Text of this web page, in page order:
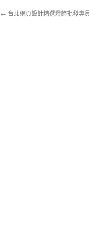
← 台北網頁設計精選燈飾批發專